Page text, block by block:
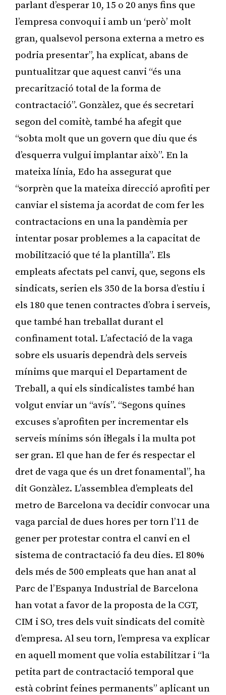
parlant d’esperar 10, 15 o 20 anys fins que
l’empresa convoqui i amb un ‘però’ molt
gran, qualsevol persona externa a metro es
podria presentar”, ha explicat, abans de
puntualitzar que aquest canvi “és una
precarització total de la forma de
contractació”. Gonzàlez, que és secretari
segon del comitè, també ha afegit que
“sobta molt que un govern que diu que és
d’esquerra vulgui implantar això”. En la
mateixa línia, Edo ha assegurat que
“sorprèn que la mateixa direcció aprofiti per
canviar el sistema ja acordat de com fer les
contractacions en una la pandèmia per
intentar posar problemes a la capacitat de
mobilització que té la plantilla”. Els
empleats afectats pel canvi, que, segons els
sindicats, serien els 350 de la borsa d’estiu i
els 180 que tenen contractes d’obra i serveis,
que també han treballat durant el
confinament total. L’afectació de la vaga
sobre els usuaris dependrà dels serveis
mínims que marqui el Departament de
Treball, a qui els sindicalistes també han
volgut enviar un “avís”. “Segons quines
excuses s’aprofiten per incrementar els
serveis mínims són il·legals i la multa pot
ser gran. El que han de fer és respectar el
dret de vaga que és un dret fonamental”, ha
dit Gonzàlez. L’assemblea d’empleats del
metro de Barcelona va decidir convocar una
vaga parcial de dues hores per torn l’11 de
gener per protestar contra el canvi en el
sistema de contractació fa deu dies. El 80%
dels més de 500 empleats que han anat al
Parc de l’Espanya Industrial de Barcelona
han votat a favor de la proposta de la CGT,
CIM i SO, tres dels vuit sindicats del comitè
d’empresa. Al seu torn, l’empresa va explicar
en aquell moment que volia estabilitzar i “la
petita part de contractació temporal que
està cobrint feines permanents” aplicant un